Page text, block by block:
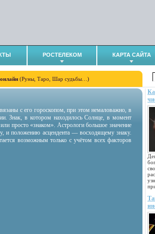
РОСТЕЛЕКОМ КАРТА САЙТА
(Руны, Таро, Шар судьбы…)
с его гороскопом, при этом немаловажно, в
Знак, в котором находилось Солнце, в момент
просто «знаком». Астрологи большое значение
и положению асцендента — восходящему знаку.
возможным только с учётом всех факторов